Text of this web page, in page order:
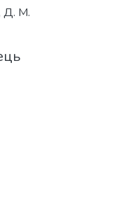
Д. М.